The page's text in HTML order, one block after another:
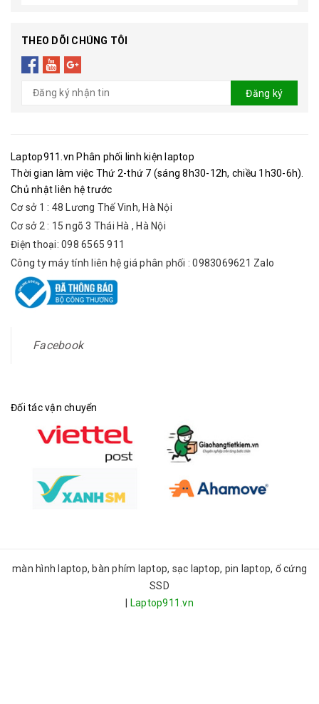
THEO DÕI CHÚNG TÔI
Đăng ký
Laptop911.vn Phân phối linh kiện laptop
Thời gian làm việc Thứ 2-thứ 7 (sáng 8h30-12h, chiều 1h30-6h).
Chủ nhật liên hệ trước
Cơ sở 1 : 48 Lương Thế Vinh, Hà Nội
Cơ sở 2 : 15 ngõ 3 Thái Hà , Hà Nội
Điện thoại: 098 6565 911
Công ty máy tính liên hệ giá phân phối : 0983069621 Zalo
Facebook
Đối tác vận chuyển
màn hình laptop, bàn phím laptop, sạc laptop, pin laptop, ổ cứng
SSD
Laptop911.vn